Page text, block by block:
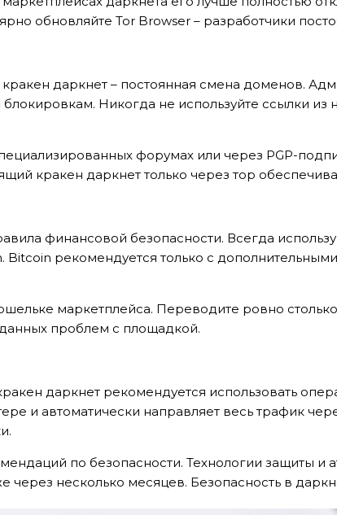
VỀ SẢN PHẨM
обновляйте Tor Browser – разработчики
даркнет – постоянная смена доменов.
Никогда не используйте ссылки
форумах или через PGP-
кракен даркнет только через тор
финансовой безопасности. Всегда
Bitcoin рекомендуется только с
маркетплейса. Переводите ровно
проблем с площадкой.
даркнет рекомендуется использовать
и автоматически направляет весь трафик
по безопасности. Технологии защиты и
через несколько месяцев. Безопасность в